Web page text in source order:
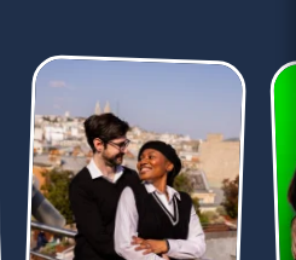
que vous ne devriez
un couple